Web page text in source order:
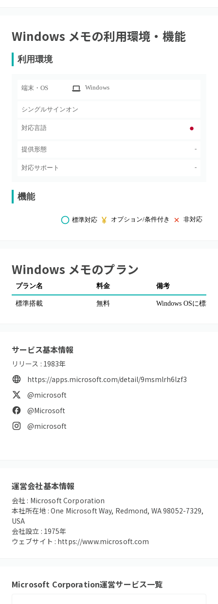
Windows メモの利用環境・機能
利用環境
端末・OS Windows
シングルサインオン
対応言語
提供形態 -
対応サポート -
機能
標準対応 オプション/条件付き 非対応
Windows メモのプラン
プラン名 料金 備考
標準搭載 無料 Windows OSに標準
サービス基本情報
リリース : 1983年
https://apps.microsoft.com/detail/9msmlrh6lzf3
@microsoft
@Microsoft
@microsoft
運営会社基本情報
会社 : Microsoft Corporation
本社所在地 :One Microsoft Way, Redmond, WA 98052-7329,
USA
会社設立 : 1975年
ウェブサイト : https://www.microsoft.com
Microsoft Corporation運営サービス一覧